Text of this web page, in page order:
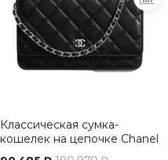
Классическая сумка-
кошелек на цепочке Chanel
Wallet On A Chain